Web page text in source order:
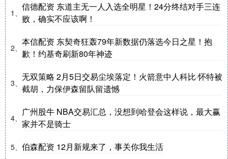
1、
信德配资 东道主无一人入选全明星！24分终结对手三连
败，确实不应该啊！
2、
本信配资 东契奇狂轰79年新数据仍落选今日之星！抱
歉！约基奇刷新80年神迹
3、
无双策略 2月5日交易尘埃落定！火箭意中人科比·怀特被
截胡，力保伊森留队留遗憾
4、
广州股牛 NBA交易汇总，没想到哈登会这样说，最大赢
家并不是骑士
5、 伯森配资 12月新规来了，事关你我生活